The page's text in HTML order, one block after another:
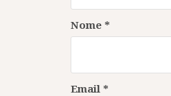
Nome *
Email *